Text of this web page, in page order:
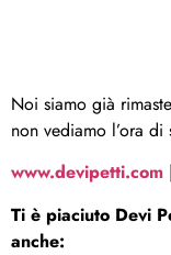
Noi siamo già
non vediamo l’ora di
www.devipetti.com |
Ti è piaciuto Devi
anche: